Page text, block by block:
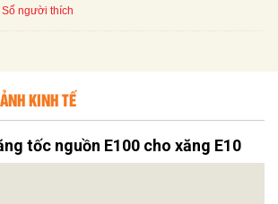
Số người thích
KINH TẾ
tốc nguồn E100 cho xăng E10